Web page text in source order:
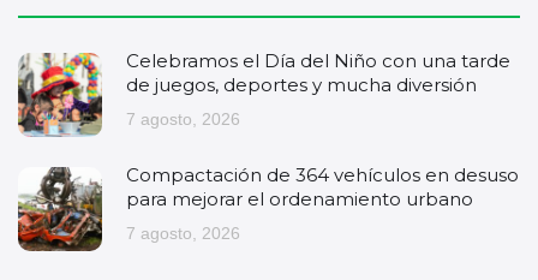
Celebramos el Día del Niño con una tarde
de juegos, deportes y mucha diversión
7 agosto, 2026
Compactación de 364 vehículos en desuso
para mejorar el ordenamiento urbano
7 agosto, 2026